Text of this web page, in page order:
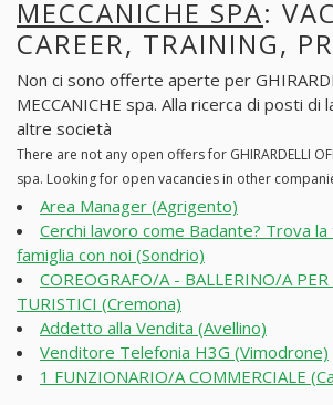
MECCANICHE SPA:
CAREER, TRAINING,
Non ci sono offerte aperte per
MECCANICHE spa. Alla ricerca di posti di
altre società
There are not any open offers for GHIRARDELLI
spa. Looking for open vacancies in other
Area Manager (Agrigento)
Cerchi lavoro come Badante? Trova
famiglia con noi (Sondrio)
COREOGRAFO/A - BALLERINO/A PER
TURISTICI (Cremona)
Addetto alla Vendita (Avellino)
Venditore Telefonia H3G (Vimodrone)
1 FUNZIONARIO/A COMMERCIALE